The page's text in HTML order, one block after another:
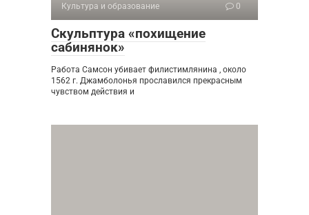
Культура и образование 0
Скульптура «похищение
сабинянок»
Работа Самсон убивает филистимлянина , около
1562 г. Джамболонья прославился прекрасным
чувством действия и